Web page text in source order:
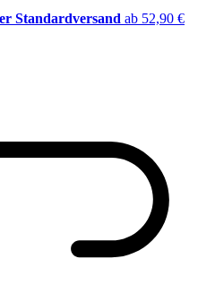
Standardversand ab 52,90 €